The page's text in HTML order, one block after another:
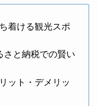
着ける観光スポ
さと納税での賢い
ット・デメリッ